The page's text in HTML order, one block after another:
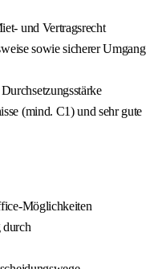
und Vertragsrecht
sowie sicherer Umgang
(mind. C1) und sehr gute
Möglichkeiten
durch